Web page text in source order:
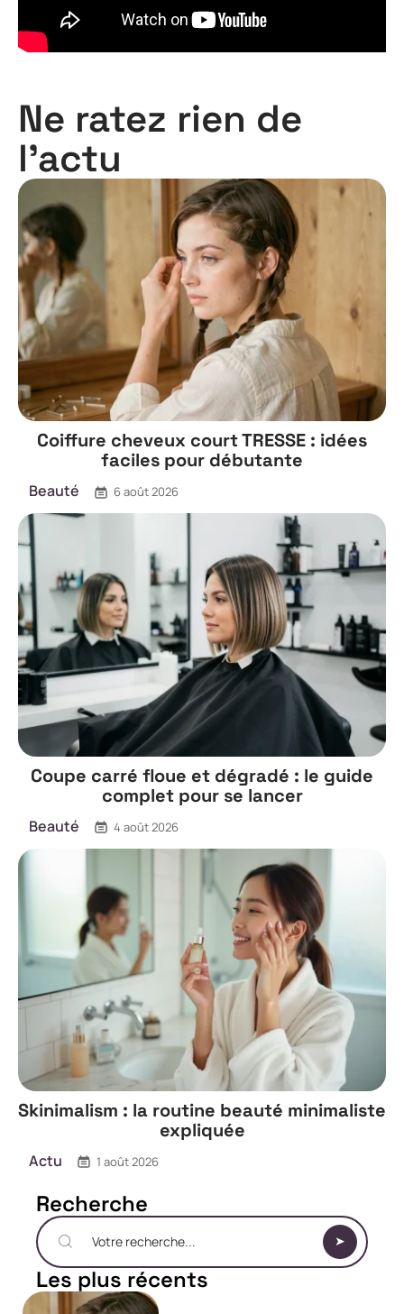
Ne ratez rien de
l'actu
Coiffure cheveux court TRESSE : idées
faciles pour débutante
Beauté 6 août 2026
Coupe carré floue et dégradé : le guide
complet pour se lancer
Beauté 4 août 2026
Skinimalism : la routine beauté minimaliste
expliquée
Actu 1 août 2026
Recherche
Les plus récents